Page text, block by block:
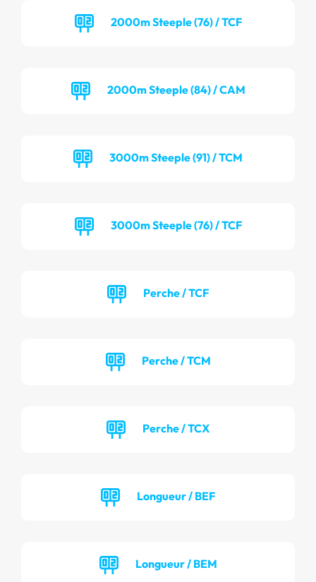
2000m Steeple (76) / TCF
2000m Steeple (84) / CAM
3000m Steeple (91) / TCM
3000m Steeple (76) / TCF
Perche / TCF
Perche / TCM
Perche / TCX
Longueur / BEF
Longueur / BEM